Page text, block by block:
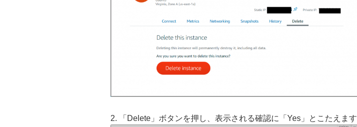
2. 「Delete」ボタンを押し、表示される確認に「Yes」とこたえます